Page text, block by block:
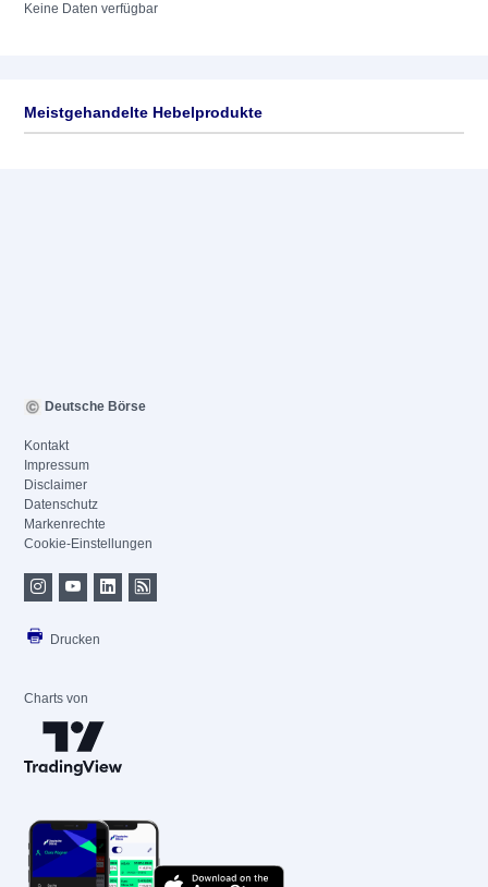
Keine Daten verfügbar
Meistgehandelte Hebelprodukte
Deutsche Börse
Kontakt
Impressum
Disclaimer
Datenschutz
Markenrechte
Cookie-Einstellungen
Drucken
Charts von